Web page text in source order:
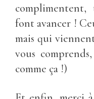
complimentent,
font avancer !
mais qui
vous
comme ça !)